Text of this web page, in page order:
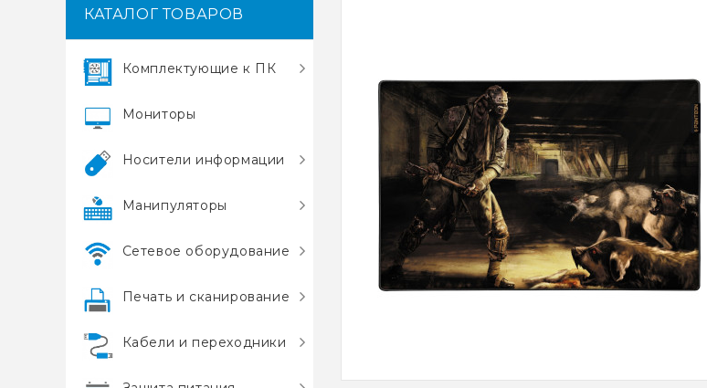
КАТАЛОГ ТОВАРОВ
Комплектующие к ПК
Мониторы
Носители информации
Манипуляторы
Сетевое оборудование
Печать и сканирование
Кабели и переходники